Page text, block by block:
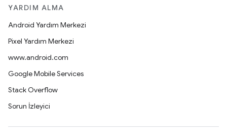
YARDIM ALMA
Android Yardım Merkezi
Pixel Yardım Merkezi
www.android.com
Google Mobile Services
Stack Overflow
Sorun İzleyici